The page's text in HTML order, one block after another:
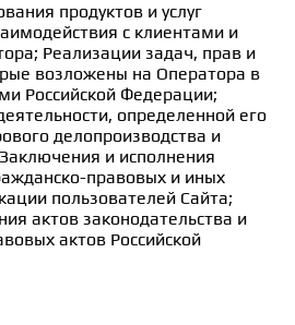
продуктов и услуг
с клиентами и
Реализации задач, прав и
возложены на Оператора в
Российской Федерации;
определенной его
делопроизводства и
и исполнения
правовых и иных
пользователей Сайта;
актов законодательства и
актов Российской